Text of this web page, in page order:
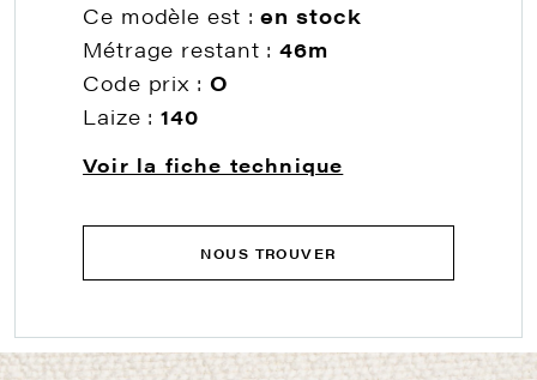
Ce modèle est :en stock
Métrage restant :46m
Code prix : O
Laize :140
Voir la fiche technique
NOUS TROUVER